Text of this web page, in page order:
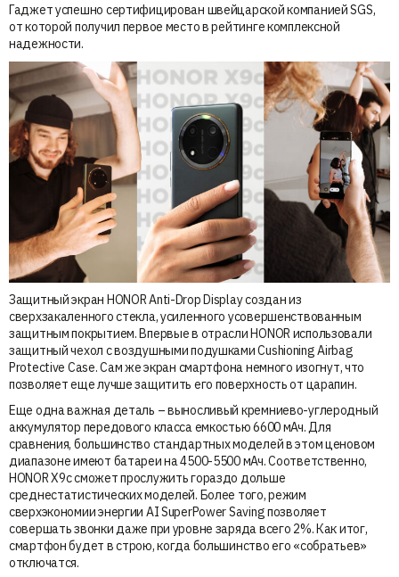
Гаджет успешно сертифицирован швейцарской компанией SGS,
от которой получил первое место в рейтинге комплексной
надежности.
Защитный экран HONOR Anti-Drop Display создан из
сверхзакаленного стекла, усиленного усовершенствованным
защитным покрытием. Впервые в отрасли HONOR использовали
защитный чехол с воздушными подушками Cushioning Airbag
Protective Case. Сам же экран смартфона немного изогнут, что
позволяет еще лучше защитить его поверхность от царапин.
Еще одна важная деталь – выносливый кремниево-углеродный
аккумулятор передового класса емкостью 6600 мАч. Для
сравнения, большинство стандартных моделей в этом ценовом
диапазоне имеют батареи на 4500-5500 мАч. Соответственно,
HONOR X9c сможет прослужить гораздо дольше
среднестатистических моделей. Более того, режим
сверхэкономии энергии AI SuperPower Saving позволяет
совершать звонки даже при уровне заряда всего 2%. Как итог,
смартфон будет в строю, когда большинство его «собратьев»
отключатся.